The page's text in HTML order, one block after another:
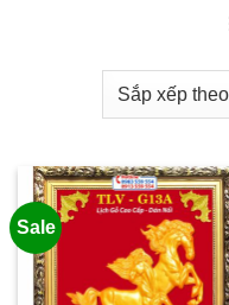
Sale